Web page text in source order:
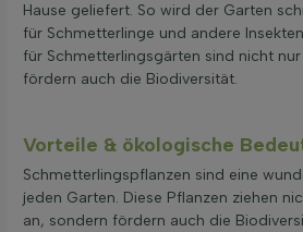
Hause geliefert. So wird der Garten
für Schmetterlinge und andere
für Schmetterlingsgärten sind nicht
fördern auch die Biodiversität.
Vorteile & ökologische
Schmetterlingspflanzen sind eine
jeden Garten. Diese Pflanzen ziehen
an, sondern fördern auch die